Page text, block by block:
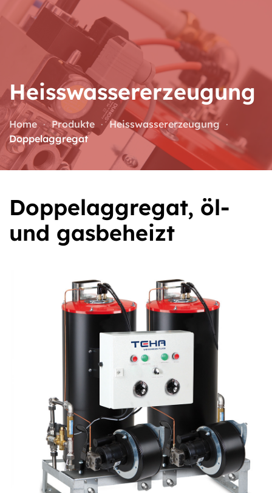
Zum Hauptinhalt springen
Heisswasser­erzeugung
Home Produkte
Heisswassererzeugung
Doppelaggregat
Doppelaggregat, öl-
und gasbeheizt